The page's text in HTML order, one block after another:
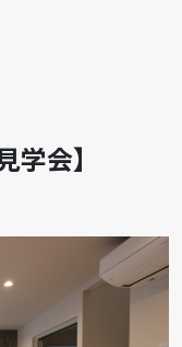
学会】